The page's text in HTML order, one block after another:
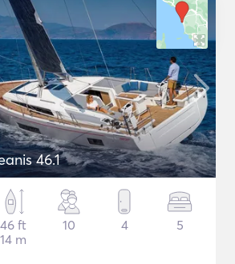
46.1
46 ft
14 m
10 4 5